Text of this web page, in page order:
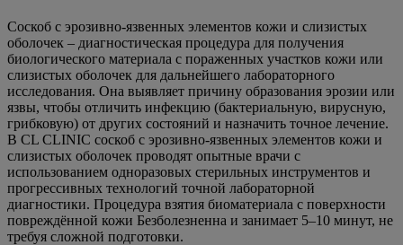
Соскоб с эрозивно-язвенных элементов кожи и слизистых
оболочек – диагностическая процедура для получения
биологического материала с пораженных участков кожи или
слизистых оболочек для дальнейшего лабораторного
исследования. Она выявляет причину образования эрозии или
язвы, чтобы отличить инфекцию (бактериальную, вирусную,
грибковую) от других состояний и назначить точное лечение.
В CL CLINIC соскоб с эрозивно-язвенных элементов кожи и
слизистых оболочек проводят опытные врачи с
использованием одноразовых стерильных инструментов и
прогрессивных технологий точной лабораторной
диагностики. Процедура взятия биоматериала с поверхности
повреждённой кожи Безболезненна и занимает 5–10 минут, не
требуя сложной подготовки.